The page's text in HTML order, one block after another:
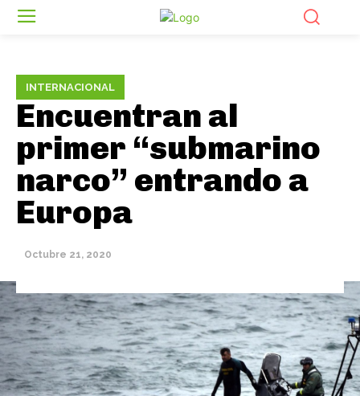
INTERNACIONAL
Encuentran al
primer “submarino
narco” entrando a
Europa
Octubre 21, 2020